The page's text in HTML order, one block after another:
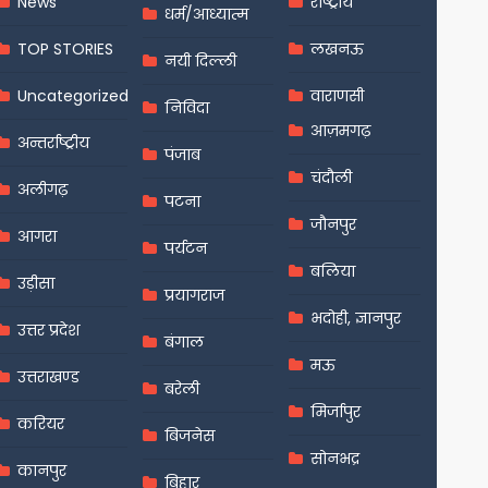
TOP STORIES
Uncategorized
अन्तर्राष्ट्रीय
अलीगढ़
आगरा
उड़ीसा
उत्तर प्रदेश
उत्तराखण्ड
करियर
कानपुर
धर्म/आध्यात्म
नयी दिल्ली
निविदा
पंजाब
पटना
पर्यटन
प्रयागराज
बंगाल
बरेली
बिजनेस
बिहार
लखनऊ
वाराणसी
आज़मगढ़
चंदौली
जौनपुर
बलिया
भदोही, ज्ञानपुर
मऊ
मिर्जापुर
सोनभद्र